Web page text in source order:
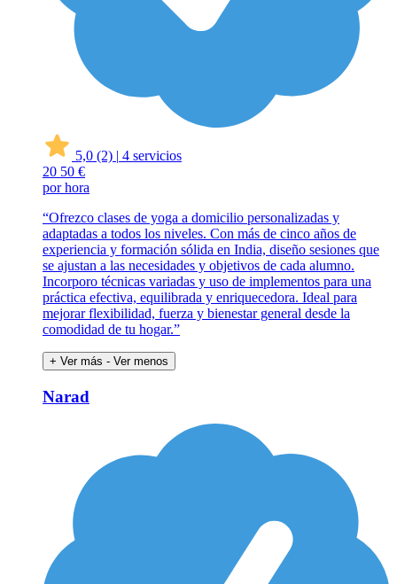
5,0 (2) | 4 servicios
20 50 €
por hora
“Ofrezco clases de yoga a domicilio personalizadas y
adaptadas a todos los niveles. Con más de cinco años de
experiencia y formación sólida en India, diseño sesiones que
se ajustan a las necesidades y objetivos de cada alumno.
Incorporo técnicas variadas y uso de implementos para una
práctica efectiva, equilibrada y enriquecedora. Ideal para
mejorar flexibilidad, fuerza y bienestar general desde la
comodidad de tu hogar.”
+ Ver más - Ver menos
Narad